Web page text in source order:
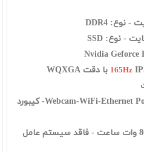
165Hz
IPS با دقت WQXGA
Webcam-WiFi-Ethernet Port-HDMI Port-Type C- کیبورد